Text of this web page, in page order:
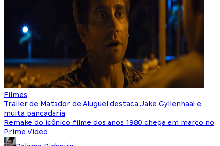
Filmes
Trailer de Matador de Aluguel destaca Jake Gyllenhaal e
muita pancadaria
Remake do icônico filme dos anos 1980 chega em março no
Prime Video